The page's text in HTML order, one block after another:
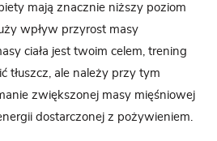
mają znacznie niższy poziom
wpływ przyrost masy
ciała jest twoim celem, trening
tłuszcz, ale należy przy tym
zwiększonej masy mięśniowej
dostarczonej z pożywieniem.